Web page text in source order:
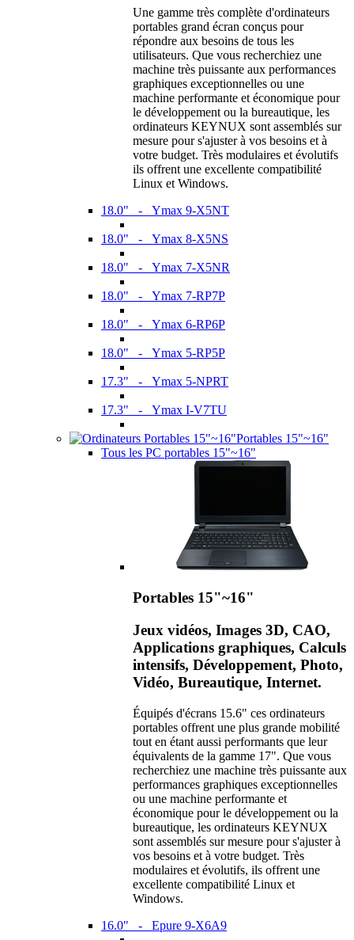
Une gamme très complète d'ordinateurs
portables grand écran conçus pour
répondre aux besoins de tous les
utilisateurs. Que vous recherchiez une
machine très puissante aux performances
graphiques exceptionnelles ou une
machine performante et économique pour
le développement ou la bureautique, les
ordinateurs KEYNUX sont assemblés sur
mesure pour s'ajuster à vos besoins et à
votre budget. Très modulaires et évolutifs
ils offrent une excellente compatibilité
Linux et Windows.
18.0" - Ymax 9-X5NT
18.0" - Ymax 8-X5NS
18.0" - Ymax 7-X5NR
18.0" - Ymax 7-RP7P
18.0" - Ymax 6-RP6P
18.0" - Ymax 5-RP5P
17.3" - Ymax 5-NPRT
17.3" - Ymax I-V7TU
Portables 15"~16"
Tous les PC portables 15"~16"
Portables 15"~16"
Jeux vidéos, Images 3D, CAO,
Applications graphiques, Calculs
intensifs, Développement, Photo,
Vidéo, Bureautique, Internet.
Équipés d'écrans 15.6" ces ordinateurs
portables offrent une plus grande mobilité
tout en étant aussi performants que leur
équivalents de la gamme 17". Que vous
recherchiez une machine très puissante aux
performances graphiques exceptionnelles
ou une machine performante et
économique pour le développement ou la
bureautique, les ordinateurs KEYNUX
sont assemblés sur mesure pour s'ajuster à
vos besoins et à votre budget. Très
modulaires et évolutifs, ils offrent une
excellente compatibilité Linux et
Windows.
16.0" - Epure 9-X6A9